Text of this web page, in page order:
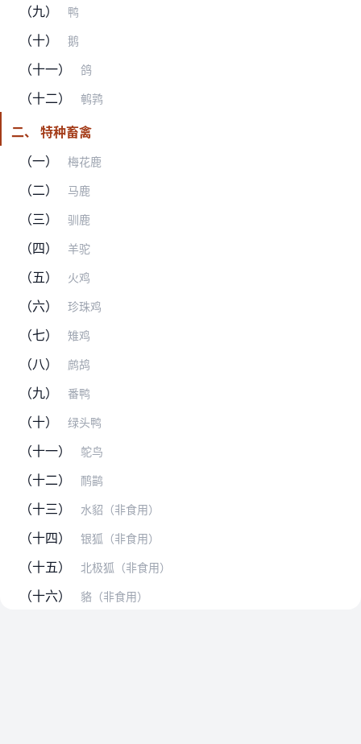
（九） 鸭
（十） 鹅
（十一） 鸽
（十二） 鹌鹑
二、 特种畜禽
（一）
梅花鹿
（二） 马鹿
（三） 驯鹿
（四） 羊驼
（五） 火鸡
（六） 珍珠鸡
（七） 雉鸡
（八） 鹧鸪
（九） 番鸭
（十） 绿头鸭
（十一） 鸵鸟
（十二） 鸸鹋
（十三） 水貂（非食用）
（十四） 银狐（非食用）
（十五） 北极狐（非食用）
（十六） 貉（非食用）